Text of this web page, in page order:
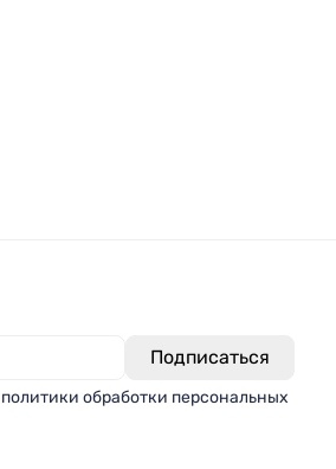
политики обработки персональных